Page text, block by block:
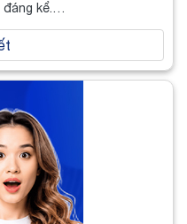
đáng kể.…